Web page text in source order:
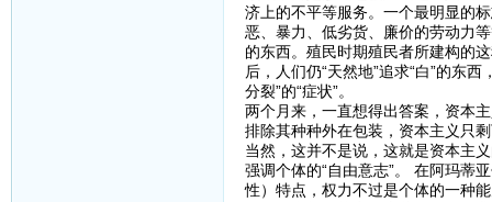
济上的不平等服务。一个最明显的
恶、暴力、低劣货、廉价的劳动力
的东西。殖民时期殖民者所建构的
后，人们仍“天然地”追求“白”的东
分裂”的“症状”。
两个月来，一直想得出答案，资本
排除其种种外在包装，资本主义只
当然，这并不是说，这就是资本主
强调个体的“自由意志”。 在阿玛蒂
性）特点，权力不过是个体的一种